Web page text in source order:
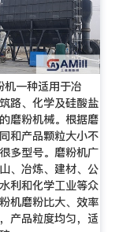
机一种适用于冶
路、化学及硅酸盐
磨粉机械。根据磨
和产品颗粒大小不
多型号。磨粉机广
、冶炼、建材、公
利和化学工业等众
机磨粉比大、效率
产品粒度均匀，适